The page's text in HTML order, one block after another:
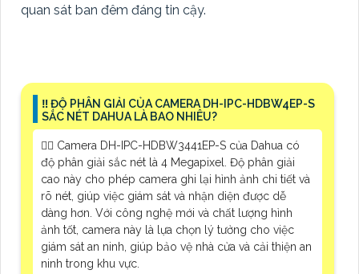
quan sát ban đêm đáng tin cậy.
‼️ ĐỘ PHÂN GIẢI CỦA CAMERA DH-IPC-HDBW4EP-S
SẮC NÉT DAHUA LÀ BAO NHIÊU?
❤️‍💋‍ Camera DH-IPC-HDBW3441EP-S của Dahua có
độ phân giải sắc nét là 4 Megapixel. Độ phân giải
cao này cho phép camera ghi lại hình ảnh chi tiết và
rõ nét, giúp việc giám sát và nhận diện được dễ
dàng hơn. Với công nghệ mới và chất lượng hình
ảnh tốt, camera này là lựa chọn lý tưởng cho việc
giám sát an ninh, giúp bảo vệ nhà cửa và cải thiện an
ninh trong khu vực.